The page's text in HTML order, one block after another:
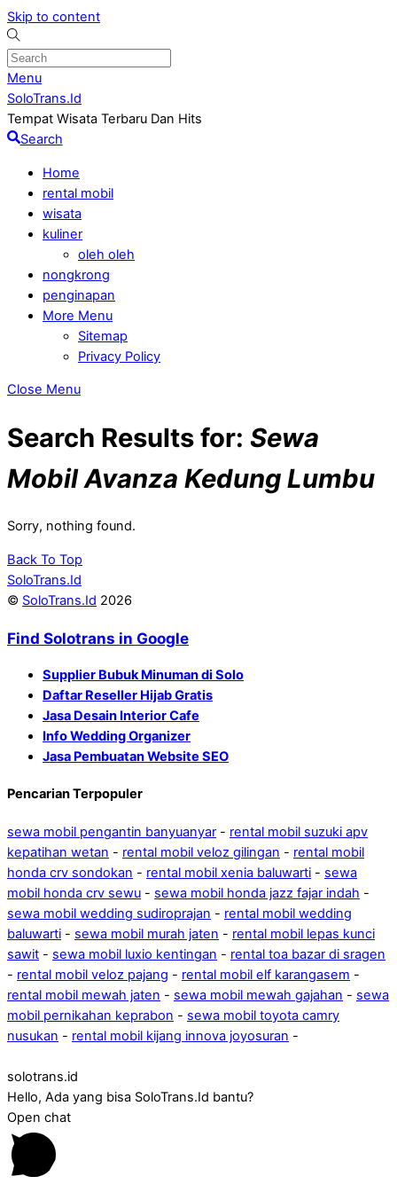
Skip to content
Menu
SoloTrans.Id
Tempat Wisata Terbaru Dan Hits
Search
Home
rental mobil
wisata
kuliner
oleh oleh
nongkrong
penginapan
More Menu
Sitemap
Privacy Policy
Close Menu
Search Results for: Sewa
Mobil Avanza Kedung Lumbu
Sorry, nothing found.
Back To Top
SoloTrans.Id
© SoloTrans.Id 2026
Find Solotrans in Google
Supplier Bubuk Minuman di Solo
Daftar Reseller Hijab Gratis
Jasa Desain Interior Cafe
Info Wedding Organizer
Jasa Pembuatan Website SEO
Pencarian Terpopuler
sewa mobil pengantin banyuanyar - rental mobil suzuki apv
kepatihan wetan - rental mobil veloz gilingan - rental mobil
honda crv sondokan - rental mobil xenia baluwarti - sewa
mobil honda crv sewu - sewa mobil honda jazz fajar indah -
sewa mobil wedding sudiroprajan - rental mobil wedding
baluwarti - sewa mobil murah jaten - rental mobil lepas kunci
sawit - sewa mobil luxio kentingan - rental toa bazar di sragen
- rental mobil veloz pajang - rental mobil elf karangasem -
rental mobil mewah jaten - sewa mobil mewah gajahan - sewa
mobil pernikahan keprabon - sewa mobil toyota camry
nusukan - rental mobil kijang innova joyosuran -
solotrans.id
Hello, Ada yang bisa SoloTrans.Id bantu?
Open chat